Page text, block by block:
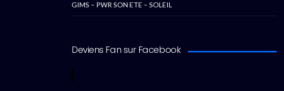
GIMS – PWR SON ETE – SOLEIL
Deviens Fan sur Facebook